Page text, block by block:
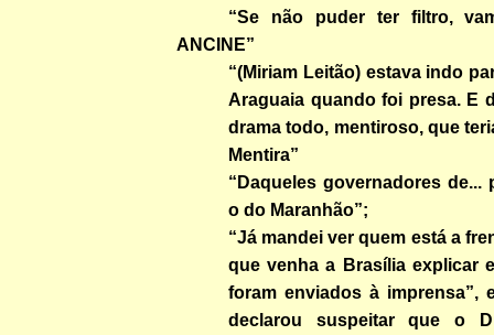
“Se não puder ter filtro,
ANCINE”
“(Miriam Leitão) estava indo
Araguaia quando foi presa. E
drama todo, mentiroso, que
Mentira”
“Daqueles governadores de...
o do Maranhão”;
“Já mandei ver quem está a
que venha a Brasília explicar
foram enviados à imprensa”,
declarou suspeitar que o